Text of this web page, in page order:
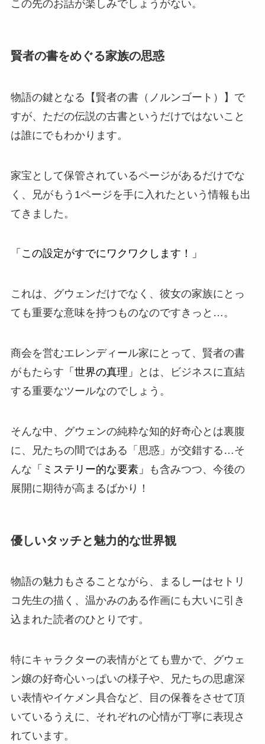
この先のお話が楽しみでしょうがない。
賢者の書をめぐる家族の思惑
物語の鍵となる【賢者の書（ノルンゴート）】で
すが、ただの伝説の古書というだけではないこと
は誰にでもわかります。
家宝として保管されているページがあるだけでな
く、兄がもう1ページを手に入れたという情報も出
てきました。
「この設定がすでにワクワクします！」
これは、グウェンだけでなく、彼女の家族にとっ
ても重要な意味を持つものなのですきっと…。
商会を営むエレンディール家にとって、賢者の書
がもたらす 「世界の真理」
とは、ビジネスに直結
する重要なツールなのでしょう。
そんな中、グウェンの純粋な知的好奇心とは裏腹
に、兄たちの間ではある「思惑」が交錯する…そ
んな 「ミステリー的な要素」
も含みつつ、今後の
展開に期待が高まるばかり！
優しいタッチと魅力的な世界観
物語の魅力もさることながら、まるしーはセトリ
コ先生の描く、温かみのある作画にも大いに引き
込まれた読者のひとりです。
特にキャラクターの表情がとても豊かで、グウェ
ン嬢の好奇心いっぱいの様子や、兄たちの思慮深
い表情やイケメン具合など、目の保養をさせて頂
いているうえに、それぞれの心情が丁寧に表現さ
れています。